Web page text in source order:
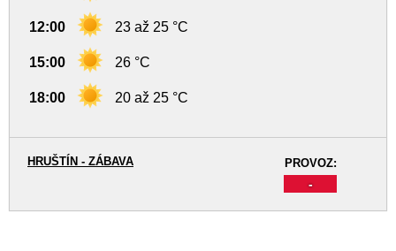
12:00 23 až 25 °C
15:00 26 °C
18:00 20 až 25 °C
PROVOZ:
-
HRUŠTÍN - ZÁBAVA